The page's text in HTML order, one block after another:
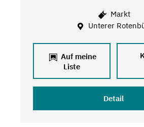
Markt
Unterer
Auf meine
Liste
Detail